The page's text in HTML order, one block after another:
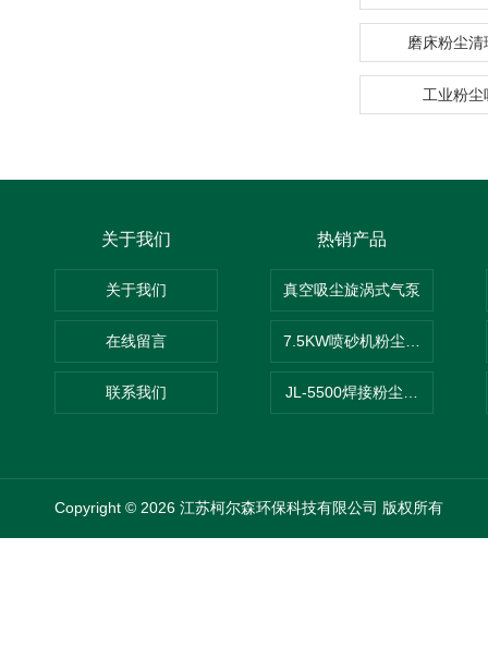
磨床粉尘
工业粉尘
关于我们
关于我们
在线留言
联系我们
热销产品
真空吸尘旋涡式气泵
7.5KW喷砂机粉尘吸尘器
JL-5500焊接粉尘吸尘器
Copyright © 2026 江苏柯尔森环保科技有限公司 版权所有